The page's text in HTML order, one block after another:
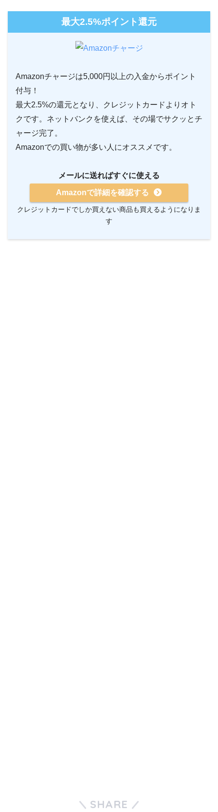
最大2.5%ポイント還元
Amazonチャージは5,000円以上の入金からポイント
付与！
最大2.5%の還元となり、クレジットカードよりオト
クです。ネットバンクを使えば、その場でサクッとチ
ャージ完了。
Amazonでの買い物が多い人にオススメです。
メールに送ればすぐに使える
Amazonで詳細を確認する
クレジットカードでしか買えない商品も買えるようになりま
す
SHARE